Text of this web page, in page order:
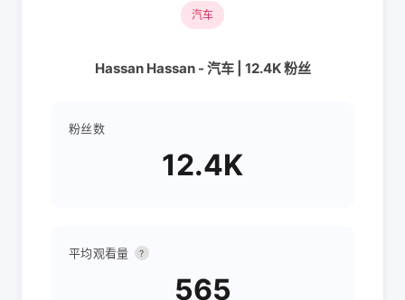
汽车
Hassan Hassan - 汽车 | 12.4K 粉丝
粉丝数
12.4K
平均观看量 ?
565